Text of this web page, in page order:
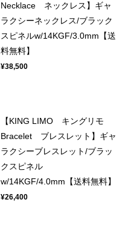
Necklace ネックレス】ギャ
ラクシーネックレス/ブラック
スピネルw/14KGF/3.0mm【送
料無料】
¥38,500
【KING LIMO キングリモ
Bracelet ブレスレット】ギャ
ラクシーブレスレット/ブラッ
クスピネル
w/14KGF/4.0mm【送料無料】
¥26,400